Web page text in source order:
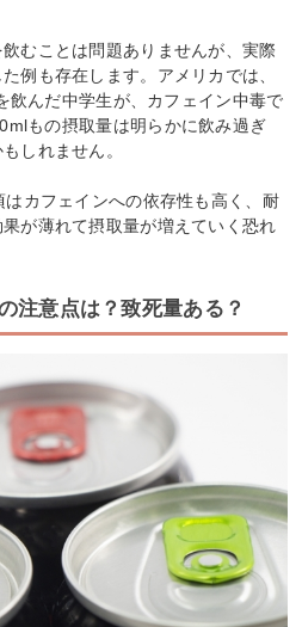
むことは問題ありませんが、実際
例も存在します。アメリカでは、
飲んだ中学生が、カフェイン中毒で
もの摂取量は明らかに飲み過ぎ
しれません。
カフェインへの依存性も高く、耐
が薄れて摂取量が増えていく恐れ
注意点は？致死量ある？